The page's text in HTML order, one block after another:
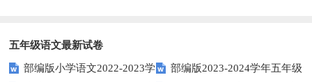
五年级语文最新试卷
部编版小学语文2022-2023学
部编版2023-2024学年五年级